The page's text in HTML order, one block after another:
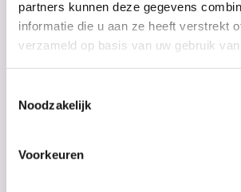
partners kunnen deze gegevens
informatie die u aan ze heeft verstrekt
verzameld op basis van uw gebruik
Noodzakelijk
Voorkeuren